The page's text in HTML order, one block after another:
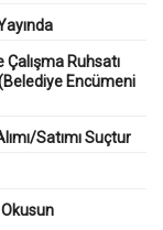
Ruhsatı
Encümeni
Satımı Suçtur